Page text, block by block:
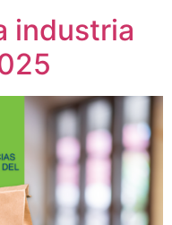
industria